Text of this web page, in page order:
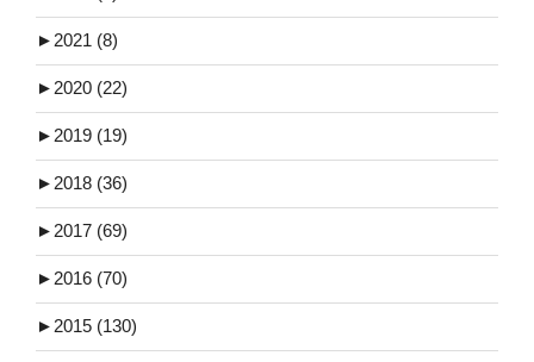
► 2021 (8)
► 2020 (22)
► 2019 (19)
► 2018 (36)
► 2017 (69)
► 2016 (70)
► 2015 (130)